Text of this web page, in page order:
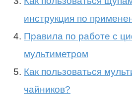
инструкция по
Правила по работе с
мультиметром
Как пользоваться
чайников?